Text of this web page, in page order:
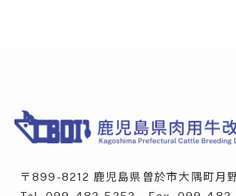
〒899-8212 鹿児島県曽於市大隅町月